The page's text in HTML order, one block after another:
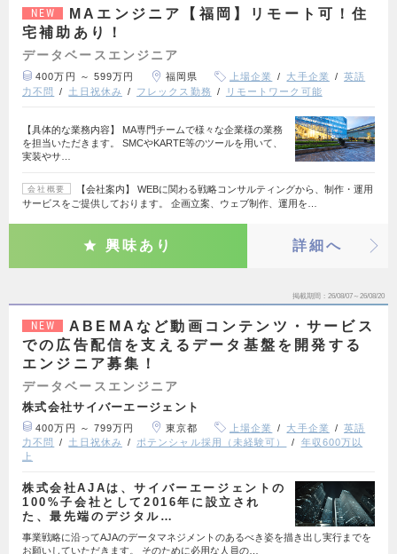
NEW
MAエンジニア【福岡】リモート可！住
宅補助あり！
データベースエンジニア
400万円 ～ 599万円 福岡県 上場企業 大手企業
英語
力不問
土日祝休み フレックス勤務 リモートワーク可能
【具体的な業務内容】 MA専門チームで様々な企業様の業務
を担当いただきます。 SMCやKARTE等のツールを用いて、
実装やサ…
会社概要
【会社案内】 WEBに関わる戦略コンサルティングから、制作・運用
サービスをご提供しております。 企画立案、ウェブ制作、運用を…
興味あり 詳細へ
掲載期間 26/08/07～26/08/20
NEW
ABEMAなど動画コンテンツ・サービス
での広告配信を支えるデータ基盤を開発する
エンジニア募集！
データベースエンジニア
株式会社サイバーエージェント
400万円 ～ 799万円 東京都 上場企業 大手企業
英語
力不問
土日祝休み ポテンシャル採用（未経験可）
年収600万以
上
株式会社AJAは、サイバーエージェントの
100%子会社として2016年に設立され
た、最先端のデジタル…
事業戦略に沿ってAJAのデータマネジメントのあるべき姿を描き出し実行までを
お願いしていただきます。 そのために必用な人員の…